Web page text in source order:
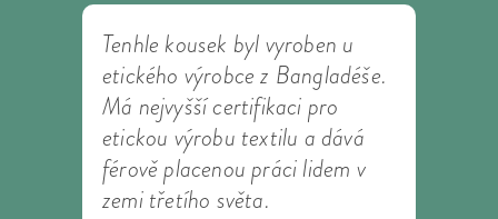
Tenhle kousek byl vyroben u
etického výrobce z Bangladéše.
Má nejvyšší certifikaci pro
etickou výrobu textilu a dává
férově placenou práci lidem v
zemi třetího světa.